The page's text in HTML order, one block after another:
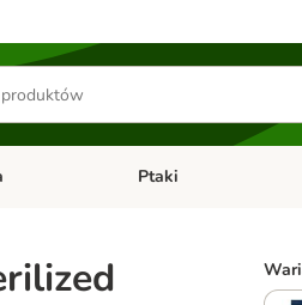
Małe zwierzętaOtwórz menu kategorii:
Ptaki